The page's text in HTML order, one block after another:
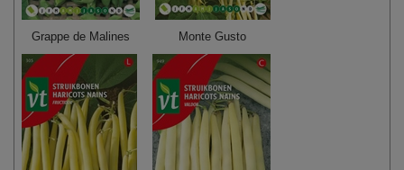
Grappe de Malines Monte Gusto